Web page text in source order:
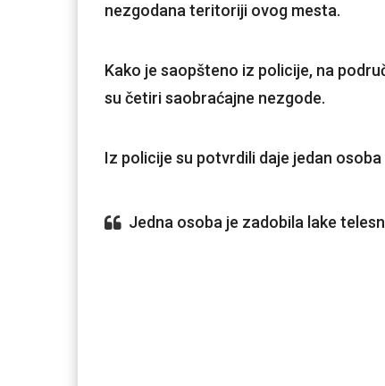
nezgodana teritoriji ovog mesta.
Kako je saopšteno iz policije, na
su četiri saobraćajne nezgode.
Iz policije su potvrdili daje jedan
Jedna osoba je zadobila lake